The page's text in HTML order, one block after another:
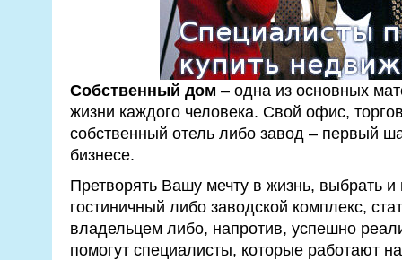
Собственный дом – одна из основных
жизни каждого человека. Свой офис,
собственный отель либо завод – первый
бизнесе.
Претворять Вашу мечту в жизнь, выбрать
гостиничный либо заводской комплекс,
владельцем либо, напротив, успешно
помогут специалисты, которые работают